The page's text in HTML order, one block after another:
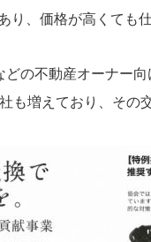
り、価格が高くても
の不動産オーナー
も増えており、そ